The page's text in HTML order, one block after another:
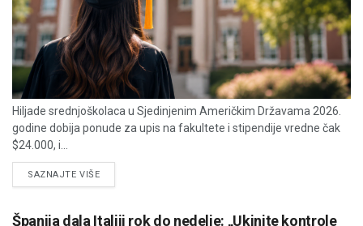
Hiljade srednjoškolaca u Sjedinjenim Američkim Državama 2026.
godine dobija ponude za upis na fakultete i stipendije vredne čak
$24.000, i...
SAZNAJTE VIŠEDETAILS
Španija dala Italiji rok do nedelje: „Ukinite kontrole